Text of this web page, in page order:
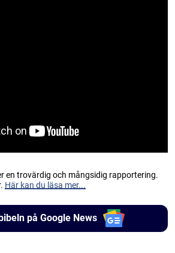
en trovärdig och mångsidig rapportering.
Här kan du läsa mer...
på Google News